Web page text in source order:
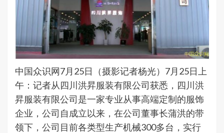
中国众识网7月25日（摄影记者杨光）7月25日上
午：记者从四川洪昇服装有限公司获悉，四川洪
昇服装有限公司是一家专业从事高端定制的服饰
企业，公司自成立以来，在公司董事长蒲洪的带
领下，公司目前各类型生产机械300多台，实行